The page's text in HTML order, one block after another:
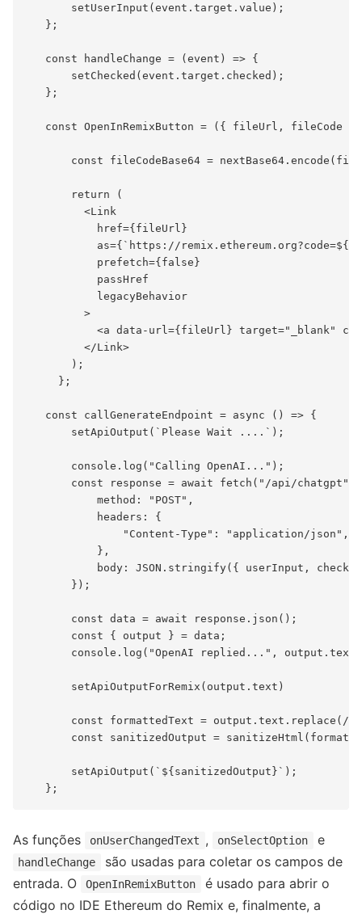
       setUserInput(event.target.value);
   };
   const handleChange = (event) => {
       setChecked(event.target.checked);
   };
const OpenInRemixButton = ({ fileUrl, fileCode
const fileCodeBase64 =
       return (
         <Link
           href={fileUrl}
as={`https://
           prefetch={false}
           passHref
           legacyBehavior
         >
<a data-url={fileUrl} target="_blank"
         </Link>
       );
     };
   const callGenerateEndpoint = async () => {
       setApiOutput(`Please Wait ....`);
       console.log("Calling OpenAI...");
const response = await fetch("/api/chatgpt",
           method: "POST",
           headers: {
               "Content-Type": "application/json",
           },
body: JSON.stringify({ userInput,
       });
       const data = await response.json();
       const { output } = data;
console.log("OpenAI replied...",
       setApiOutputForRemix(output.text)
const formattedText = output.text.replace(/
const sanitizedOutput =
       setApiOutput(`${sanitizedOutput}`);
As funções onUserChangedText , onSelectOption e
handleChange
são usadas para coletar os campos de
entrada. O
OpenInRemixButton
é usado para abrir o
código no IDE Ethereum do Remix e, finalmente, a